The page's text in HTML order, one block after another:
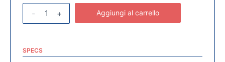
- + Aggiungi al carrello
SPECS